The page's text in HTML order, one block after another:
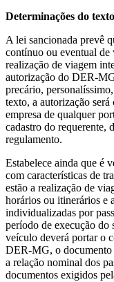
Determinações do
A lei sancionada prevê
contínuo ou eventual de
realização de viagem
autorização do DER-
precário,
texto, a autorização
empresa de qualquer
cadastro do requerente,
regulamento.
Estabelece ainda que é
com características de
estão a realização de
horários ou itinerários e
individualizadas por
período de execução
veículo deverá portar o
DER-MG, o documento
a relação nominal dos
documentos exigidos